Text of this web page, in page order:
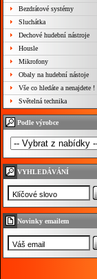
Bezdrátové systémy
Sluchátka
Dechové hudební nástroje
Housle
Mikrofony
Obaly na hudební nástoje
Vše co hledáte a nenajdete !
Světelná technika
Podle výrobce
VYHLEDÁVÁNÍ
Novinky emailem